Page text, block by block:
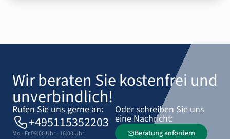
Wir beraten Sie kostenfrei und
unverbindlich!
Rufen Sie uns gerne an:
+495115352203
Mo - Fr 09:00 Uhr - 16:00 Uhr
Oder schreiben Sie uns
eine Nachricht:
Beratung anfordern